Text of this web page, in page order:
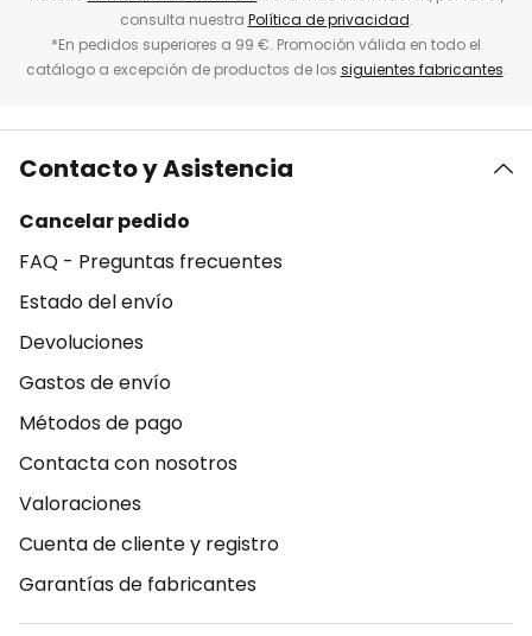
consulta nuestra Política de privacidad.
*En pedidos superiores a 99 €. Promoción válida en todo el
catálogo a excepción de productos de los siguientes fabricantes.
Contacto y Asistencia
Cancelar pedido
FAQ - Preguntas frecuentes
Estado del envío
Devoluciones
Gastos de envío
Métodos de pago
Contacta con nosotros
Valoraciones
Cuenta de cliente y registro
Garantías de fabricantes